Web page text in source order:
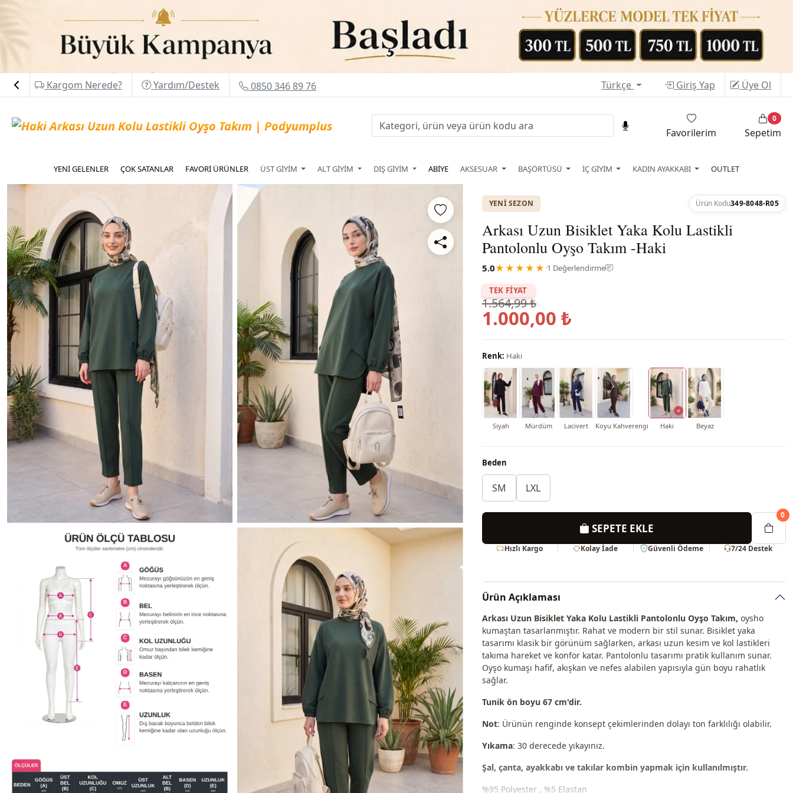
Kargom Nerede? Yardım/Destek 0850 346 89 76 Türkçe Giriş Yap Üye Ol
Favorilerim Sepetim
0
YENİ GELENLER ÇOK SATANLAR FAVORİ ÜRÜNLER ÜST GİYİM ALT GİYİM DIŞ GİYİM ABİYE AKSESUAR BAŞÖRTÜSÜ İÇ GİYİM KADIN AYAKKABI OUTLET
YENI SEZON Ürün Kodu349-8048-R05
Arkası Uzun Bisiklet Yaka Kolu Lastikli
Pantolonlu Oyşo Takım -Haki
5.0★★★★★ ·1 Değerlendirme
TEK FİYAT
1.564,99 ₺
1.000,00 ₺
Renk: Haki
Siyah Mürdüm Lacivert Koyu Kahverengi Haki Beyaz
Beden
SM LXL
SEPETE EKLE
0
Hızlı Kargo Kolay İade Güvenli Ödeme 7/24 Destek
Ürün Açıklaması
Arkası Uzun Bisiklet Yaka Kolu Lastikli Pantolonlu Oyşo Takım, oysho
kumaştan tasarlanmıştır. Rahat ve modern bir stil sunar. Bisiklet yaka
tasarımı klasik bir görünüm sağlarken, arkası uzun kesim ve kol lastikleri
takıma hareket ve konfor katar. Pantolonlu tasarımı pratik kullanım sunar.
Oyşo kumaşı hafif, akışkan ve nefes alabilen yapısıyla gün boyu rahatlık
sağlar.
Tunik ön boyu 67 cm'dir.
Not: Ürünün renginde konsept çekimlerinden dolayı ton farklılığı olabilir.
Yıkama: 30 derecede yıkayınız.
Şal, çanta, ayakkabı ve takılar kombin yapmak için kullanılmıştır.
%95 Polyester , %5 Elastan